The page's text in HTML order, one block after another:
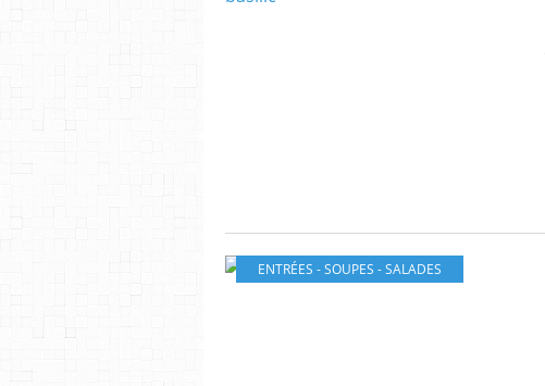
ENTRÉES - SOUPES - SALADES